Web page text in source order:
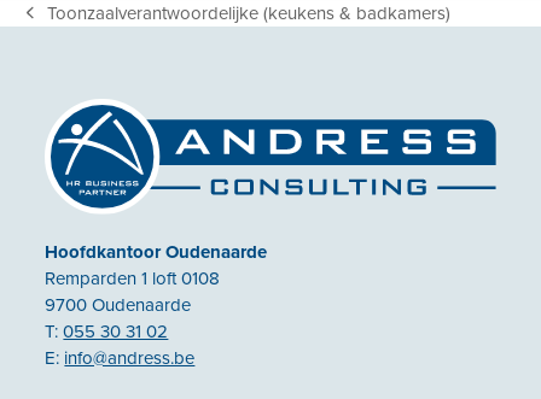
previous
Toonzaalverantwoordelijke (keukens & badkamers)
Hoofdkantoor Oudenaarde
Remparden 1 loft 0108
9700 Oudenaarde
T:055 30 31 02
E: info@andress.be